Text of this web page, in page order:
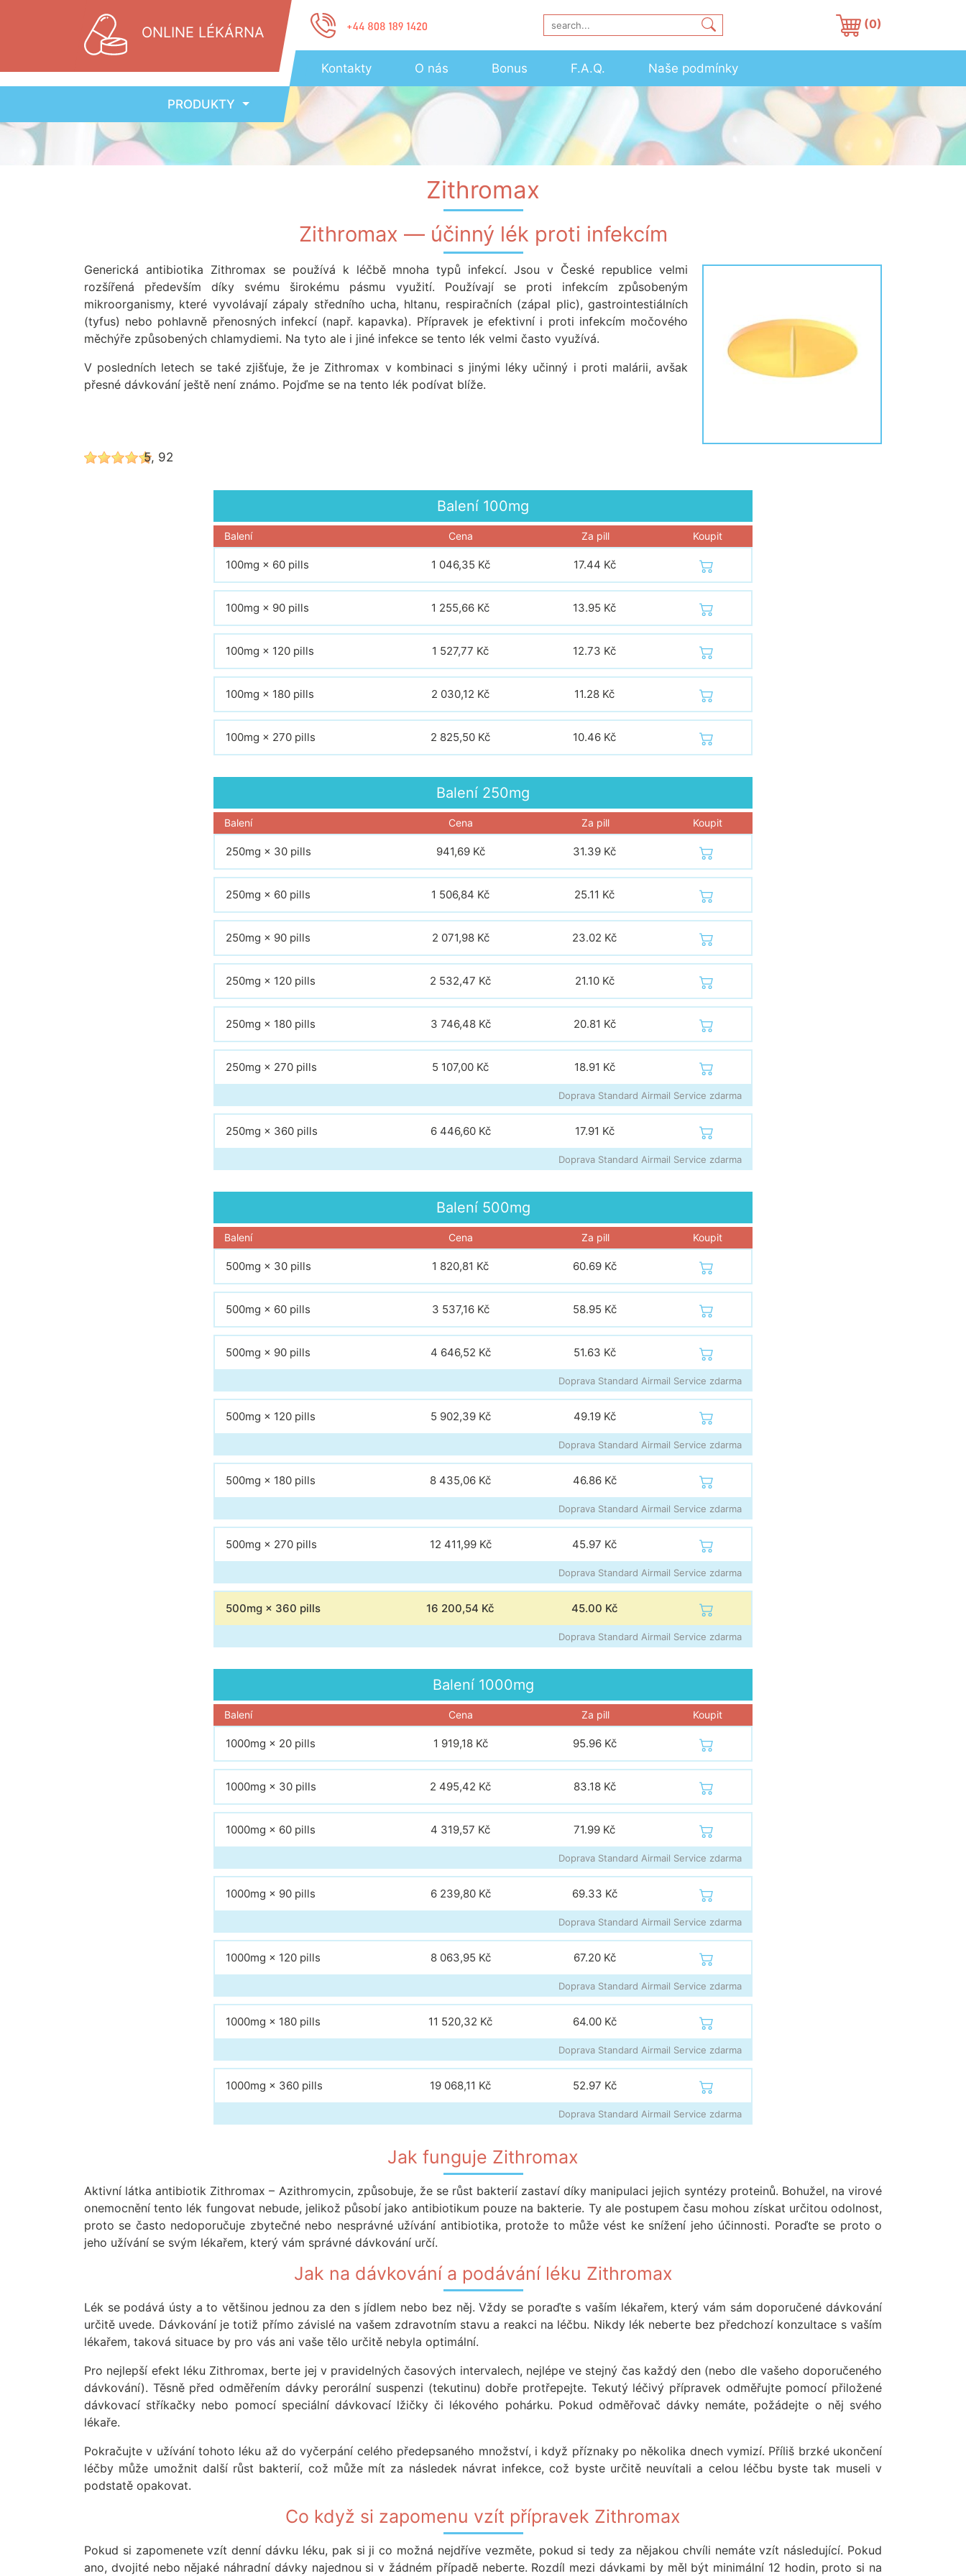
ONLINE LÉKÁRNA (0)
Kontakty O nás Bonus F.A.Q. Naše podmínky
PRODUKTY
Zithromax
Zithromax — účinný lék proti infekcím
Generická antibiotika Zithromax se používá k léčbě mnoha typů infekcí. Jsou v České republice velmi
rozšířená především díky svému širokému pásmu využití. Používají se proti infekcím způsobeným
mikroorganismy, které vyvolávají zápaly středního ucha, hltanu, respiračních (zápal plic), gastrointestiálních
(tyfus) nebo pohlavně přenosných infekcí (např. kapavka). Přípravek je efektivní i proti infekcím močového
měchýře způsobených chlamydiemi. Na tyto ale i jiné infekce se tento lék velmi často využívá.
V posledních letech se také zjišťuje, že je Zithromax v kombinaci s jinými léky učinný i proti malárii, avšak
přesné dávkování ještě není známo. Pojďme se na tento lék podívat blíže.
5, 92
Balení 100mg
Balení Cena Za pill Koupit
100mg × 60 pills 1 046,35 Kč 17.44 Kč
100mg × 90 pills 1 255,66 Kč 13.95 Kč
100mg × 120 pills 1 527,77 Kč 12.73 Kč
100mg × 180 pills 2 030,12 Kč 11.28 Kč
100mg × 270 pills 2 825,50 Kč 10.46 Kč
Balení 250mg
Balení Cena Za pill Koupit
250mg × 30 pills 941,69 Kč 31.39 Kč
250mg × 60 pills 1 506,84 Kč 25.11 Kč
250mg × 90 pills 2 071,98 Kč 23.02 Kč
250mg × 120 pills 2 532,47 Kč 21.10 Kč
250mg × 180 pills 3 746,48 Kč 20.81 Kč
250mg × 270 pills 5 107,00 Kč 18.91 Kč
Doprava Standard Airmail Service zdarma
250mg × 360 pills 6 446,60 Kč 17.91 Kč
Doprava Standard Airmail Service zdarma
Balení500mg
Balení Cena Za pill Koupit
500mg × 30 pills 1 820,81 Kč 60.69 Kč
500mg × 60 pills 3 537,16 Kč 58.95 Kč
500mg × 90 pills 4 646,52 Kč 51.63 Kč
Doprava Standard Airmail Service zdarma
500mg × 120 pills 5 902,39 Kč 49.19 Kč
Doprava Standard Airmail Service zdarma
500mg × 180 pills 8 435,06 Kč 46.86 Kč
Doprava Standard Airmail Service zdarma
500mg × 270 pills 12 411,99 Kč 45.97 Kč
Doprava Standard Airmail Service zdarma
500mg × 360 pills 16 200,54 Kč 45.00 Kč
Doprava Standard Airmail Service zdarma
Balení1000mg
Balení Cena Za pill Koupit
1000mg × 20 pills 1 919,18 Kč 95.96 Kč
1000mg × 30 pills 2 495,42 Kč 83.18 Kč
1000mg × 60 pills 4 319,57 Kč 71.99 Kč
Doprava Standard Airmail Service zdarma
1000mg × 90 pills 6 239,80 Kč 69.33 Kč
Doprava Standard Airmail Service zdarma
1000mg × 120 pills 8 063,95 Kč 67.20 Kč
Doprava Standard Airmail Service zdarma
1000mg × 180 pills 11 520,32 Kč 64.00 Kč
Doprava Standard Airmail Service zdarma
1000mg × 360 pills 19 068,11 Kč 52.97 Kč
Doprava Standard Airmail Service zdarma
Jak funguje Zithromax
Aktivní látka antibiotik Zithromax – Azithromycin, způsobuje, že se růst bakterií zastaví díky manipulaci jejich syntézy proteinů. Bohužel, na virové
onemocnění tento lék fungovat nebude, jelikož působí jako antibiotikum pouze na bakterie. Ty ale postupem času mohou získat určitou odolnost,
proto se často nedoporučuje zbytečné nebo nesprávné užívání antibiotika, protože to může vést ke snížení jeho účinnosti. Poraďte se proto o
jeho užívání se svým lékařem, který vám správné dávkování určí.
Jak na dávkování a podávání léku Zithromax
Lék se podává ústy a to většinou jednou za den s jídlem nebo bez něj. Vždy se poraďte s vaším lékařem, který vám sám doporučené dávkování
určitě uvede. Dávkování je totiž přímo závislé na vašem zdravotním stavu a reakci na léčbu. Nikdy lék neberte bez předchozí konzultace s vaším
lékařem, taková situace by pro vás ani vaše tělo určitě nebyla optimální.
Pro nejlepší efekt léku Zithromax, berte jej v pravidelných časových intervalech, nejlépe ve stejný čas každý den (nebo dle vašeho doporučeného
dávkování). Těsně před odměřením dávky perorální suspenzi (tekutinu) dobře protřepejte. Tekutý léčivý přípravek odměřujte pomocí přiložené
dávkovací stříkačky nebo pomocí speciální dávkovací lžičky či lékového pohárku. Pokud odměřovač dávky nemáte, požádejte o něj svého
lékaře.
Pokračujte v užívání tohoto léku až do vyčerpání celého předepsaného množství, i když příznaky po několika dnech vymizí. Příliš brzké ukončení
léčby může umožnit další růst bakterií, což může mít za následek návrat infekce, což byste určitě neuvítali a celou léčbu byste tak museli v
podstatě opakovat.
Co když si zapomenu vzít přípravek Zithromax
Pokud si zapomenete vzít denní dávku léku, pak si ji co možná nejdříve vezměte, pokud si tedy za nějakou chvíli nemáte vzít následující. Pokud
ano, dvojité nebo nějaké náhradní dávky najednou si v žádném případě neberte. Rozdíl mezi dávkami by měl být minimální 12 hodin, proto si na